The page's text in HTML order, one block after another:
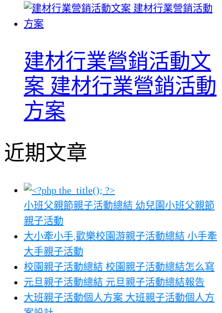
建材行業營銷活動文
案 建材行業營銷活動
方案
近期文章
小班父親節親子活動總結 幼兒園小班父親節
親子活動
大小牽小手,歡樂校園游親子活動總結 小手牽
大手親子活動
校園親子活動總結 校園親子活動總結怎么寫
元旦親子活動總結 元旦親子活動總結報告
大班親子活動個人方案 大班親子活動個人方